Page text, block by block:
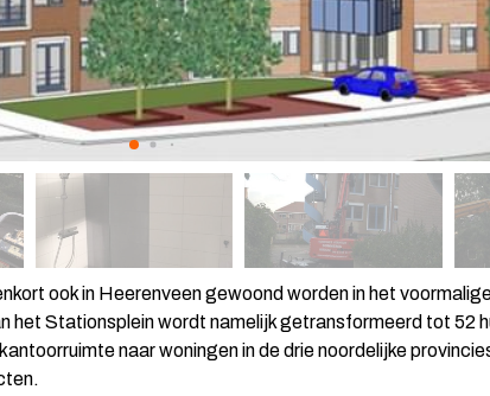
ook in Heerenveen gewoond worden in het
het Stationsplein wordt namelijk getransformeerd tot 52
naar woningen in de drie noordelijke